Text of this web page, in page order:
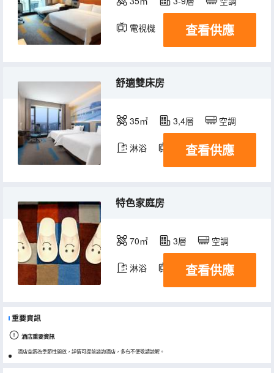
電視機 查看供應
舒適雙床房
35㎡ 3,4層 空調
淋浴 電視機 冰箱
查看供應
特色家庭房
70㎡ 3層 空調
淋浴 電視機 冰箱
查看供應
重要資訊
酒店重要資訊
酒店空調為季節性開放，詳情可提前諮詢酒店，多有不便敬請諒解。